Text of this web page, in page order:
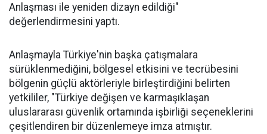
Anlaşması ile yeniden dizayn edildiği"
değerlendirmesini yaptı.
Anlaşmayla Türkiye'nin başka çatışmalara
sürüklenmediğini, bölgesel etkisini ve tecrübesini
bölgenin güçlü aktörleriyle birleştirdiğini belirten
yetkililer, "Türkiye değişen ve karmaşıklaşan
uluslararası güvenlik ortamında işbirliği seçeneklerini
çeşitlendiren bir düzenlemeye imza atmıştır.